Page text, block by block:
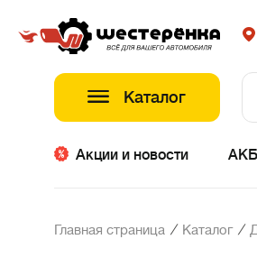
Каталог
Акции и новости АКБ
Главная страница / Каталог /